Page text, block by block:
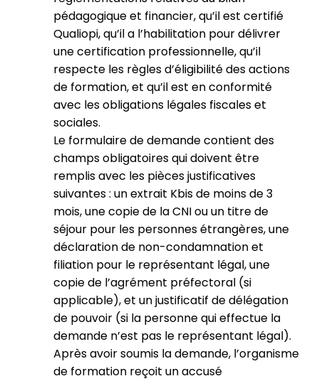
pédagogique et financier, qu’il est certifié
Qualiopi, qu’il a l’habilitation pour délivrer
une certification professionnelle, qu’il
respecte les règles d’éligibilité des actions
de formation, et qu’il est en conformité
avec les obligations légales fiscales et
sociales.
Le formulaire de demande contient des
champs obligatoires qui doivent être
remplis avec les pièces justificatives
suivantes : un extrait Kbis de moins de 3
mois, une copie de la CNI ou un titre de
séjour pour les personnes étrangères, une
déclaration de non-condamnation et
filiation pour le représentant légal, une
copie de l’agrément préfectoral (si
applicable), et un justificatif de délégation
de pouvoir (si la personne qui effectue la
demande n’est pas le représentant légal).
Après avoir soumis la demande, l’organisme
de formation reçoit un accusé